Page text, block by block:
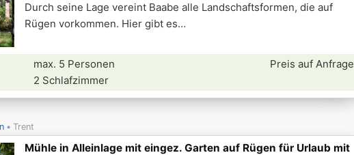
Durch seine Lage vereint Baabe alle Landschaftsformen, die auf
Rügen vorkommen. Hier gibt es
max. 5 Personen
2 Schlafzimmer
Preis auf Anfrage
Trent
Mühle in Alleinlage mit eingez. Garten auf Rügen für Urlaub mit